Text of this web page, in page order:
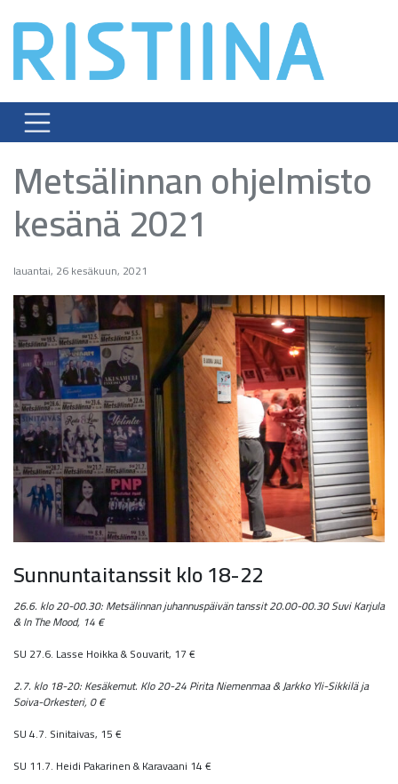
content
Metsälinnan ohjelmisto
kesänä 2021
lauantai, 26 kesäkuun, 2021
Sunnuntaitanssit klo 18-22
26.6. klo 20-00.30: Metsälinnan juhannuspäivän tanssit 20.00-00.30 Suvi Karjula
& In The Mood, 14 €
SU 27.6. Lasse Hoikka & Souvarit, 17 €
2.7. klo 18-20: Kesäkemut. Klo 20-24 Pirita Niemenmaa & Jarkko Yli-Sikkilä ja
Soiva-Orkesteri, 0 €
SU 4.7. Sinitaivas, 15 €
SU 11.7. Heidi Pakarinen & Karavaani 14 €